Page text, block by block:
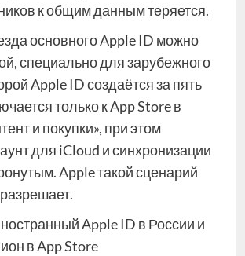
к общим данным теряется.
основного Apple ID можно
специально для зарубежного
Apple ID создаётся за пять
только к App Store в
и покупки», при этом
для iCloud и синхронизации
Apple такой сценарий
Apple ID в России и
в App Store